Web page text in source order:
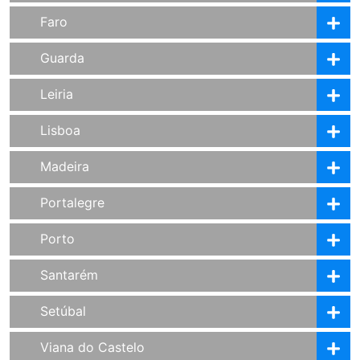
Faro
Guarda
Leiria
Lisboa
Madeira
Portalegre
Porto
Santarém
Setúbal
Viana do Castelo